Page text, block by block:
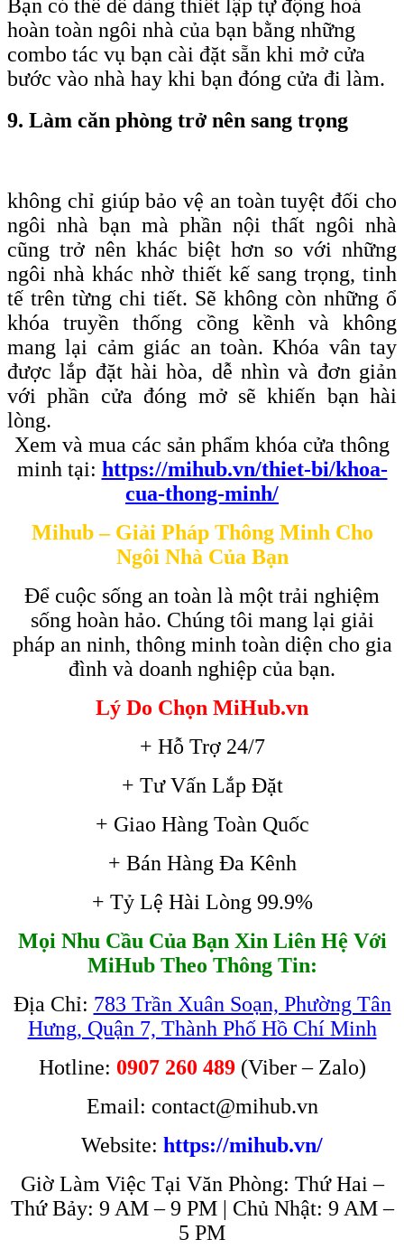
Bạn có thể dễ dàng thiết lập tự động hoá
hoàn toàn ngôi nhà của bạn bằng những
combo tác vụ bạn cài đặt sẵn khi mở cửa
bước vào nhà hay khi bạn đóng cửa đi làm.
9. Làm căn phòng trở nên sang trọng
không chỉ giúp bảo vệ an toàn tuyệt đối cho
ngôi nhà bạn mà phần nội thất ngôi nhà
cũng trở nên khác biệt hơn so với những
ngôi nhà khác nhờ thiết kế sang trọng, tinh
tế trên từng chi tiết. Sẽ không còn những ổ
khóa truyền thống cồng kềnh và không
mang lại cảm giác an toàn. Khóa vân tay
được lắp đặt hài hòa, dễ nhìn và đơn giản
với phần cửa đóng mở sẽ khiến bạn hài
lòng.
Xem và mua các sản phẩm khóa cửa thông
minh tại: https://mihub.vn/thiet-bi/khoa-
cua-thong-minh/
Mihub – Giải Pháp Thông Minh Cho
Ngôi Nhà Của Bạn
Để cuộc sống an toàn là một trải nghiệm
sống hoàn hảo. Chúng tôi mang lại giải
pháp an ninh, thông minh toàn diện cho gia
đình và doanh nghiệp của bạn.
Lý Do Chọn MiHub.vn
+ Hỗ Trợ 24/7
+ Tư Vấn Lắp Đặt
+ Giao Hàng Toàn Quốc
+ Bán Hàng Đa Kênh
+ Tỷ Lệ Hài Lòng 99.9%
Mọi Nhu Cầu Của Bạn Xin Liên Hệ Với
MiHub Theo Thông Tin:
Địa Chỉ: 783 Trần Xuân Soạn, Phường Tân
Hưng, Quận 7, Thành Phố Hồ Chí Minh
Hotline: 0907 260 489(Viber – Zalo)
Email: contact@mihub.vn
Website: https://mihub.vn/
Giờ Làm Việc Tại Văn Phòng: Thứ Hai –
Thứ Bảy: 9 AM – 9 PM | Chủ Nhật: 9 AM –
5 PM